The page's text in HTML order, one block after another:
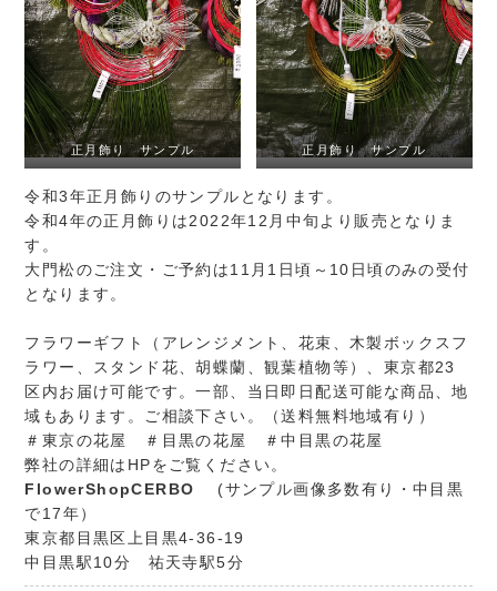
正月飾り サンプル 正月飾り サンプル
令和3年正月飾りのサンプルとなります。
令和4年の正月飾りは2022年12月中旬より販売となりま
す。
大門松のご注文・ご予約は11月1日頃～10日頃のみの受付
となります。
フラワーギフト（アレンジメント、花束、木製ボックスフ
ラワー、スタンド花、胡蝶蘭、観葉植物等）、東京都23
区内お届け可能です。一部、当日即日配送可能な商品、地
域もあります。ご相談下さい。（送料無料地域有り）
＃東京の花屋 ＃目黒の花屋 ＃中目黒の花屋
弊社の詳細はHPをご覧ください。
FlowerShopCERBO
(サンプル画像多数有り・中目黒
で17年）
東京都目黒区上目黒4-36-19
中目黒駅10分 祐天寺駅5分